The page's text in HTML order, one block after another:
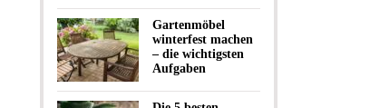
Gartenmöbel
winterfest machen
– die wichtigsten
Aufgaben